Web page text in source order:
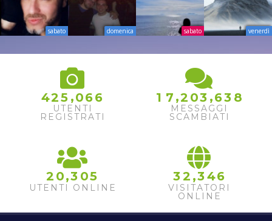
sabato domenica sabato venerdì
425 ,066
UTENTI
REGISTRATI
1 7 ,2 03 ,63 8
MESSAGGI
SCAMBIATI
2 0,3 05
UTENTI ONLINE
32 ,346
VISITATORI
ONLINE